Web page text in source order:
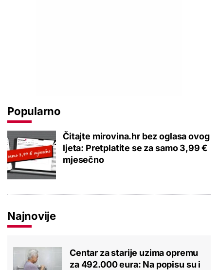
Popularno
Čitajte mirovina.hr bez oglasa ovog
ljeta: Pretplatite se za samo 3,99 €
mjesečno
Najnovije
Centar za starije uzima opremu
za 492.000 eura: Na popisu su i